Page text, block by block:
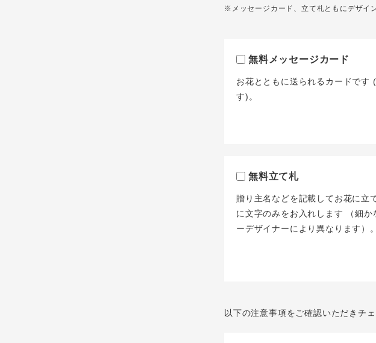
※メッセージカード、立て札ともにデザイ
無料メッセージカード
お花とともに送られるカードです
す)。
無料立て札
贈り主名などを記載してお花に立
に文字のみをお入れします （細か
ーデザイナーにより異なります）。
以下の注意事項をご確認いただきチ